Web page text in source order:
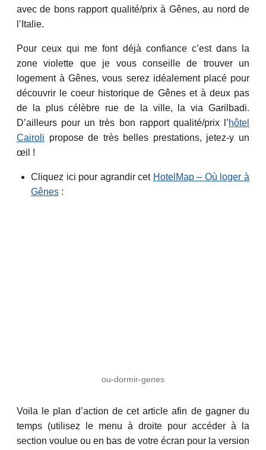
avec de bons rapport qualité/prix à Gênes, au nord de
l’Italie.
Pour ceux qui me font déjà confiance c’est dans la
zone violette que je vous conseille de trouver un
logement à Gênes, vous serez idéalement placé pour
découvrir le coeur historique de Gênes et à deux pas
de la plus célèbre rue de la ville, la via Garilbadi.
D’ailleurs pour un très bon rapport qualité/prix l’hôtel
Cairoli propose de très belles prestations, jetez-y un
œil !
Cliquez ici pour agrandir cet HotelMap – Où loger à
Gênes :
ou-dormir-genes
Voila le plan d’action de cet article afin de gagner du
temps (utilisez le menu à droite pour accéder à la
section voulue ou en bas de votre écran pour la version